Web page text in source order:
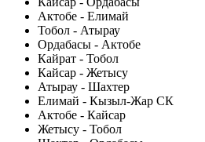
Актобе - Елимай
Тобол - Атырау
Ордабасы - Актобе
Кайрат - Тобол
Кайсар - Жетысу
Атырау - Шахтер
Елимай - Кызыл-Жар СК
Актобе - Кайсар
Жетысу - Тобол